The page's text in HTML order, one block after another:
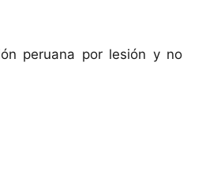
peruana por lesión y no